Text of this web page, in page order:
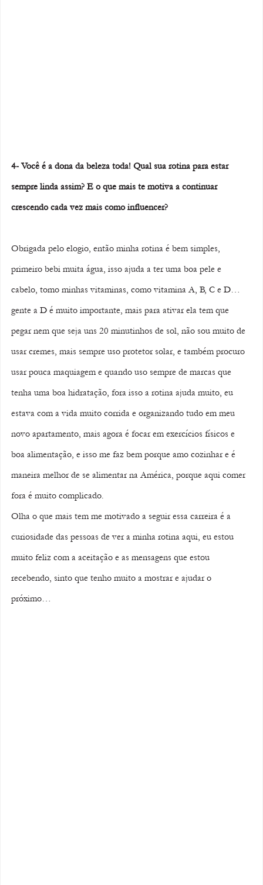
4- Você é a dona da beleza toda! Qual sua rotina para estar
sempre linda assim? E o que mais te motiva a continuar
crescendo cada vez mais como influencer?
Obrigada pelo elogio, então minha rotina é bem simples,
primeiro bebi muita água, isso ajuda a ter uma boa pele e
cabelo, tomo minhas vitaminas, como vitamina A, B, C e D…
gente a D é muito importante, mais para ativar ela tem que
pegar nem que seja uns 20 minutinhos de sol, não sou muito de
usar cremes, mais sempre uso protetor solar, e também procuro
usar pouca maquiagem e quando uso sempre de marcas que
tenha uma boa hidratação, fora isso a rotina ajuda muito, eu
estava com a vida muito corrida e organizando tudo em meu
novo apartamento, mais agora é focar em exercícios físicos e
boa alimentação, e isso me faz bem porque amo cozinhar e é
maneira melhor de se alimentar na América, porque aqui comer
fora é muito complicado.
Olha o que mais tem me motivado a seguir essa carreira é a
curiosidade das pessoas de ver a minha rotina aqui, eu estou
muito feliz com a aceitação e as mensagens que estou
recebendo, sinto que tenho muito a mostrar e ajudar o
próximo…